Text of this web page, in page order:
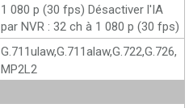
1 080 p (30 fps) Désactiver l'IA
par NVR : 32 ch à 1 080 p (30 fps)
G.711ulaw,G.711alaw,G.722,G.726,
MP2L2